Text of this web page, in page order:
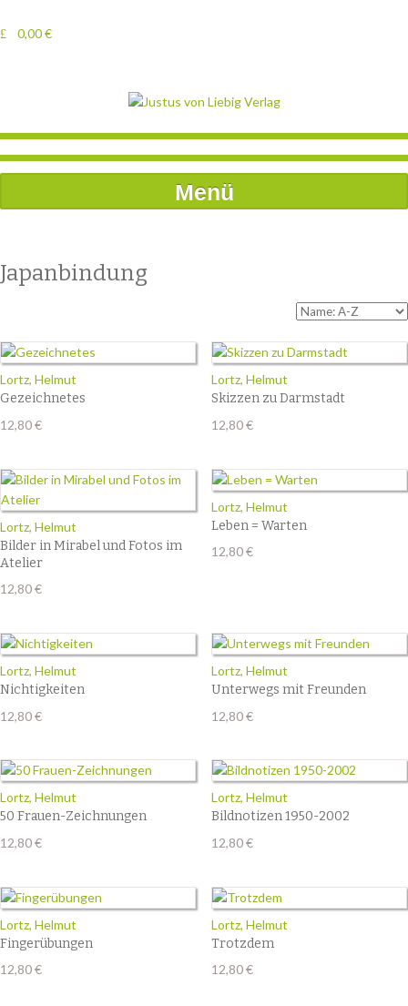
0,00€
Menü
Japanbindung
Lortz, Helmut
Gezeichnetes
12,80€
Lortz, Helmut
Skizzen zu Darmstadt
12,80€
Lortz, Helmut
Bilder in Mirabel und Fotos im
Atelier
12,80€
Lortz, Helmut
Leben = Warten
12,80€
Lortz, Helmut
Nichtigkeiten
12,80€
Lortz, Helmut
Unterwegs mit Freunden
12,80€
Lortz, Helmut
50 Frauen-Zeichnungen
12,80€
Lortz, Helmut
Bildnotizen 1950-2002
12,80€
Lortz, Helmut
Fingerübungen
12,80€
Lortz, Helmut
Trotzdem
12,80€